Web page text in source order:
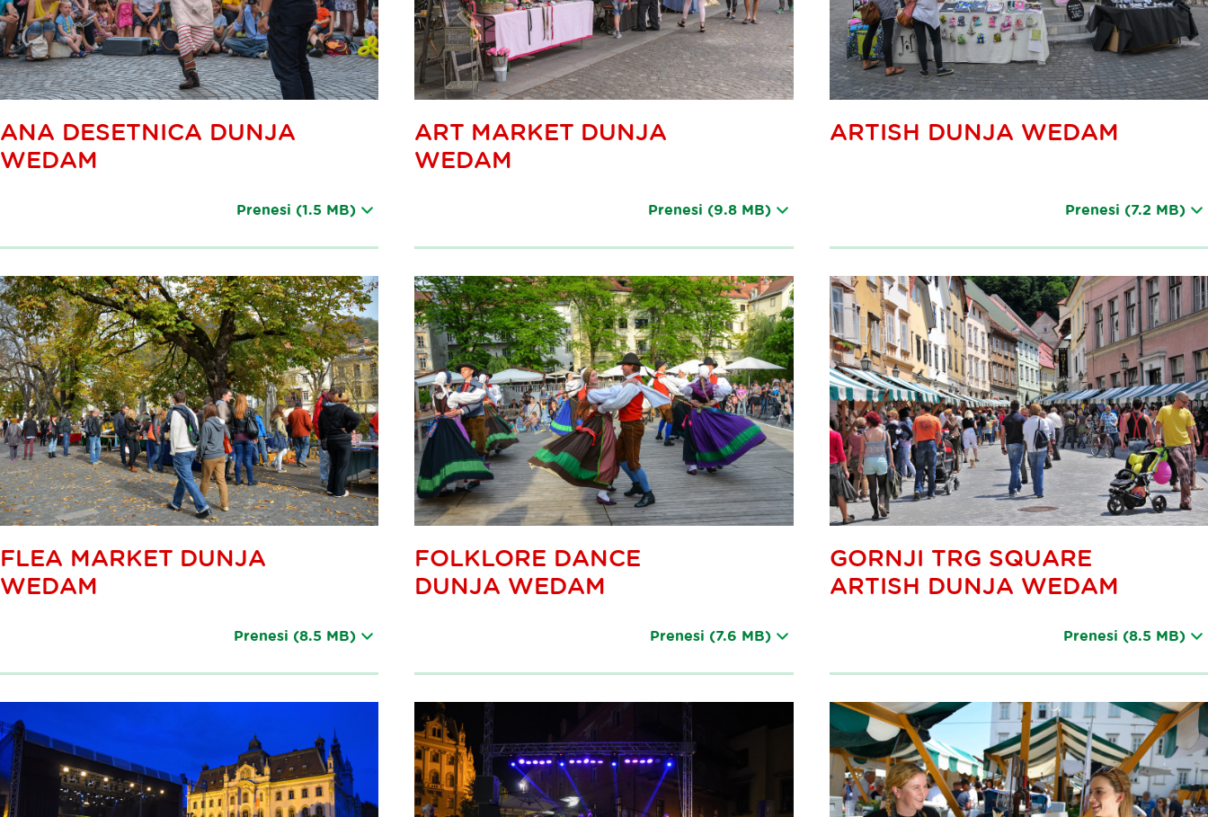
ANA DESETNICA DUNJA
WEDAM
Prenesi (1.5 MB)
ART MARKET DUNJA
WEDAM
Prenesi (9.8 MB)
ARTISH DUNJA WEDAM
Prenesi (7.2 MB)
FLEA MARKET DUNJA
WEDAM
Prenesi (8.5 MB)
FOLKLORE DANCE
DUNJA WEDAM
Prenesi (7.6 MB)
GORNJI TRG SQUARE
ARTISH DUNJA WEDAM
Prenesi (8.5 MB)